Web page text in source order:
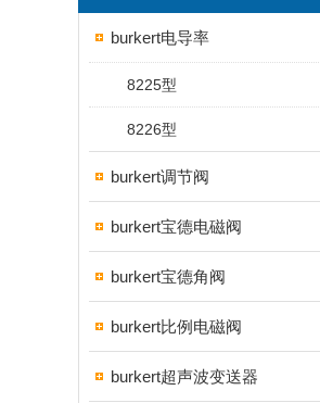
burkert电导率
8225型
8226型
burkert调节阀
burkert宝德电磁阀
burkert宝德角阀
burkert比例电磁阀
burkert超声波变送器